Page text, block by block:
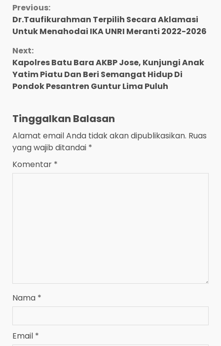
Continue
Reading
Previous:
Dr.Taufikurahman Terpilih Secara Aklamasi
Untuk Menahodai IKA UNRI Meranti 2022-2026
Next:
Kapolres Batu Bara AKBP Jose, Kunjungi Anak
Yatim Piatu Dan Beri Semangat Hidup Di
Pondok Pesantren Guntur Lima Puluh
Tinggalkan Balasan
Alamat email Anda tidak akan dipublikasikan. Ruas
yang wajib ditandai *
Komentar *
Nama *
Email *